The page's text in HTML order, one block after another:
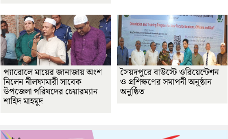
প্যারোলে মায়ের জানাজায় অংশ
নিলেন নীলফামারী সাবেক
উপজেলা পরিষদের চেয়ারম্যান
শাহিদ মাহমুদ
সৈয়দপুরে বাউস্টে ওরিয়েন্টেশন
ও প্রশিক্ষণের সমাপনী অনুষ্ঠান
অনুষ্ঠিত